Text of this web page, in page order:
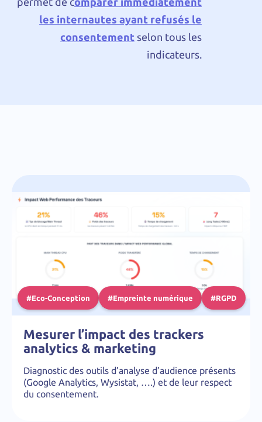
les internautes ayant refusés le
consentementselon tous les
indicateurs.
#Eco-Conception #Empreinte numérique #RGPD
Mesurer l’impact des trackers
analytics & marketing
Diagnostic des outils d’analyse d’audience présents
(Google Analytics, Wysistat, ….) et de leur respect
du consentement.